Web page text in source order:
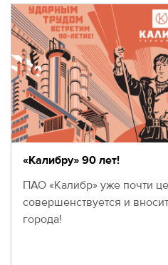
«Калибру» 90 лет!
ПАО «Калибр» уже почти
совершенствуется и
города!